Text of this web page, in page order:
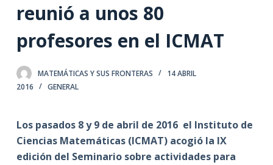
nreunió a unos 80
profesores en el ICMAT
MATEMÁTICAS Y SUS FRONTERAS
14 ABRIL
2016
GENERAL
Los pasados 8 y 9 de abril de 2016 el Instituto de
Ciencias Matemáticas (ICMAT) acogió la IX
edición del Seminario sobre actividades para